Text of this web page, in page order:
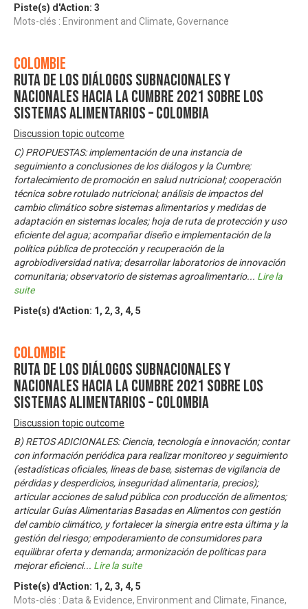
Piste(s) d'Action: 3
Mots-clés : Environment and Climate, Governance
Colombie
Ruta de los diálogos subnacionales y
nacionales hacia la Cumbre 2021 sobre los
Sistemas Alimentarios – Colombia
Discussion topic outcome
C) PROPUESTAS: implementación de una instancia de
seguimiento a conclusiones de los diálogos y la Cumbre;
fortalecimiento de promoción en salud nutricional; cooperación
técnica sobre rotulado nutricional; análisis de impactos del
cambio climático sobre sistemas alimentarios y medidas de
adaptación en sistemas locales; hoja de ruta de protección y uso
eficiente del agua; acompañar diseño e implementación de la
política pública de protección y recuperación de la
agrobiodiversidad nativa; desarrollar laboratorios de innovación
comunitaria; observatorio de sistemas agroalimentario... Lire la
suite
Piste(s) d'Action: 1 , 2, 3, 4, 5
Colombie
Ruta de los diálogos subnacionales y
nacionales hacia la Cumbre 2021 sobre los
Sistemas Alimentarios – Colombia
Discussion topic outcome
B) RETOS ADICIONALES: Ciencia, tecnología e innovación; contar
con información periódica para realizar monitoreo y seguimiento
(estadísticas oficiales, líneas de base, sistemas de vigilancia de
pérdidas y desperdicios, inseguridad alimentaria, precios);
articular acciones de salud pública con producción de alimentos;
articular Guías Alimentarias Basadas en Alimentos con gestión
del cambio climático, y fortalecer la sinergia entre esta última y la
gestión del riesgo; empoderamiento de consumidores para
equilibrar oferta y demanda; armonización de políticas para
mejorar eficienci... Lire la suite
Piste(s) d'Action: 1 , 2, 3, 4, 5
Mots-clés : Data & Evidence, Environment and Climate, Finance,